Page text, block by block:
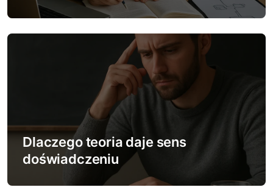
i
s
Dlaczego teoria daje sens
doświadczeniu